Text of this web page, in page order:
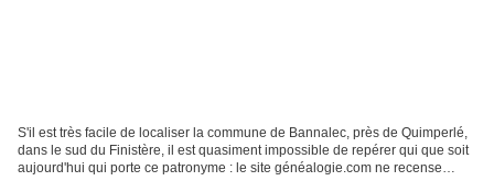
S'il est très facile de localiser la commune de Bannalec, près de Quimperlé,
dans le sud du Finistère, il est quasiment impossible de repérer qui que soit
aujourd'hui qui porte ce patronyme : le site généalogie.com ne recense